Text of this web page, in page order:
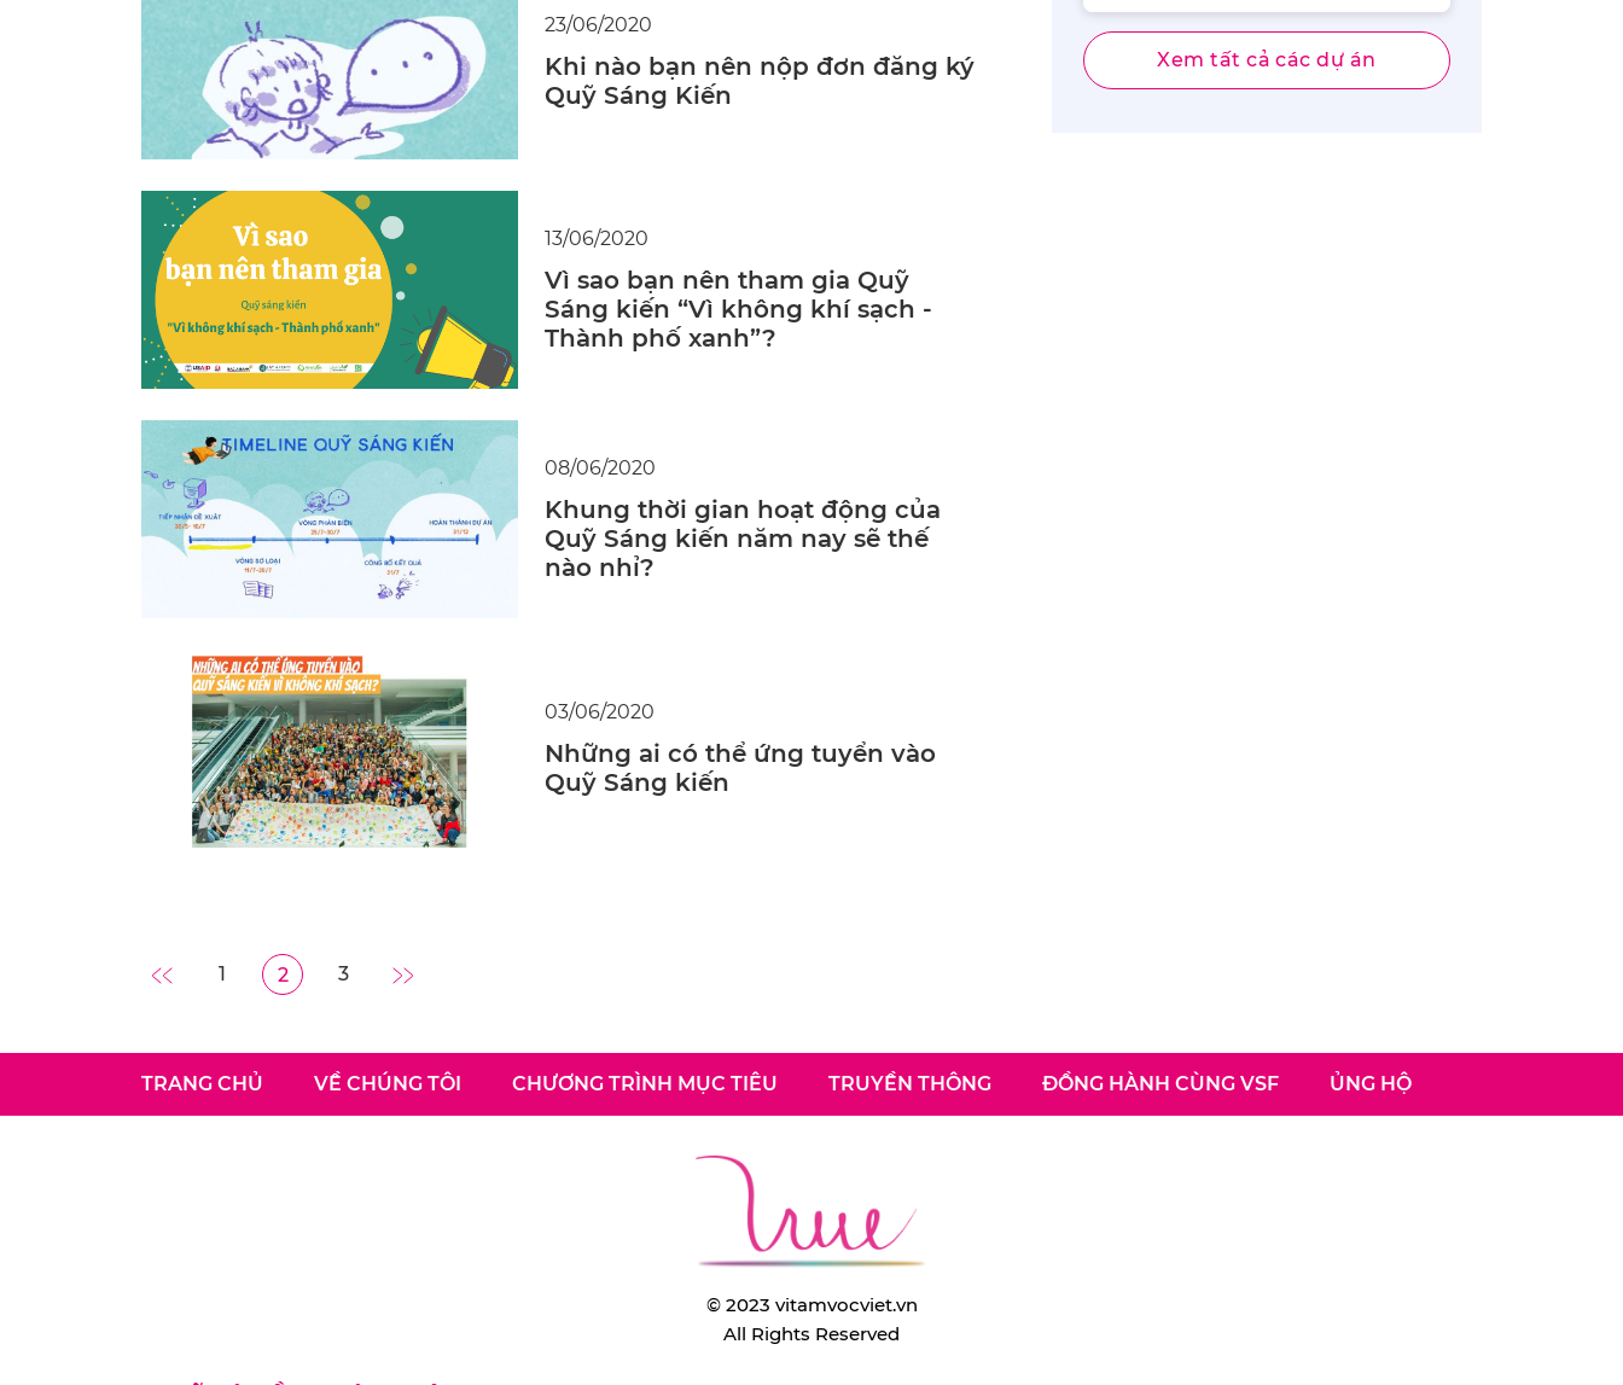
23/06/2020
Khi nào bạn nên nộp đơn đăng ký
Quỹ Sáng Kiến
13/06/2020
Vì sao bạn nên tham gia Quỹ
Sáng kiến “Vì không khí sạch -
Thành phố xanh”?
08/06/2020
Khung thời gian hoạt động của
Quỹ Sáng kiến năm nay sẽ thế
nào nhỉ?
03/06/2020
Những ai có thể ứng tuyển vào
Quỹ Sáng kiến
1 2 3
Xem tất cả các dự án
TRANG CHỦ VỀ CHÚNG TÔI CHƯƠNG TRÌNH MỤC TIÊU TRUYỀN THÔNG ĐỒNG HÀNH CÙNG VSF ỦNG HỘ
© 2023 vitamvocviet.vn
All Rights Reserved